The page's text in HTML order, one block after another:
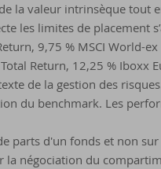
la valeur intrinsèque tout
les limites de placement
9,75 % MSCI World-
Return, 12,25 % Iboxx
de la gestion des
du benchmark. Les
parts d'un fonds et non
la négociation du